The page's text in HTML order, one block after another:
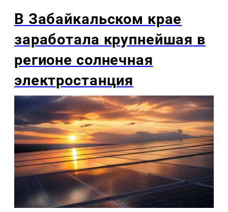
В Забайкальском крае
заработала крупнейшая в
регионе солнечная
электростанция